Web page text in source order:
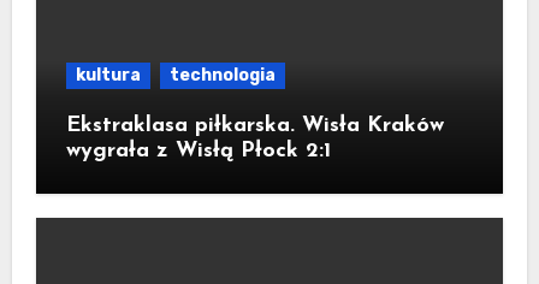
kultura technologia
Ekstraklasa piłkarska. Wisła Kraków
wygrała z Wisłą Płock 2:1